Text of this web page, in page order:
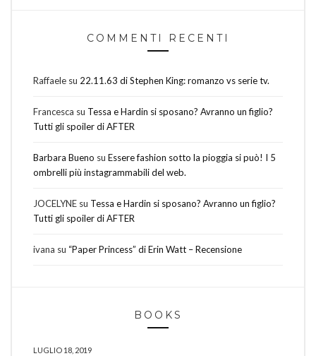
COMMENTI RECENTI
Raffaele su 22.11.63 di Stephen King: romanzo vs serie tv.
Francesca su Tessa e Hardin si sposano? Avranno un figlio?
Tutti gli spoiler di AFTER
Barbara Bueno su Essere fashion sotto la pioggia si può! I 5
ombrelli più instagrammabili del web.
JOCELYNE su Tessa e Hardin si sposano? Avranno un figlio?
Tutti gli spoiler di AFTER
ivana su “Paper Princess” di Erin Watt – Recensione
BOOKS
LUGLIO 18, 2019